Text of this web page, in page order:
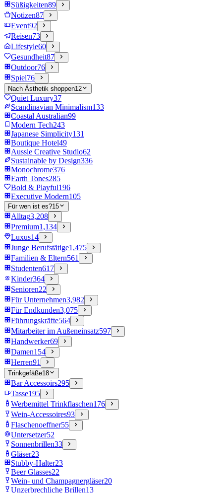
Süßigkeiten89
Notizen87
Event92
Reisen73
Lifestyle60
Gesundheit87
Outdoor76
Spiel76
Nach Ästhetik shoppen12
Quiet Luxury37
Scandinavian Minimalism133
Coastal Australian99
Modern Tech243
Japanese Simplicity131
Boutique Hotel49
Aussie Creative Studio62
Sustainable by Design336
Monochrome376
Earth Tones285
Bold & Playful196
Executive Modern105
Für wen ist es?15
Alltag3,208
Premium1,134
Luxus14
Junge Berufstätige1,475
Familien & Eltern561
Studenten617
Kinder364
Senioren22
Für Unternehmen3,982
Für Endkunden3,075
Führungskräfte564
Mitarbeiter im Außeneinsatz597
Handwerker69
Damen154
Herren91
Trinkgefäße18
Bar Accessoirs295
Tasse195
Werbemittel Trinkflaschen176
Wein-Accessoires93
Flaschenoeffner55
Untersetzer52
Sonnenbrillen33
Gläser23
Stubby-Halter23
Beer Glasses22
Wein- und Champagnergläser20
Unzerbrechliche Brillen13